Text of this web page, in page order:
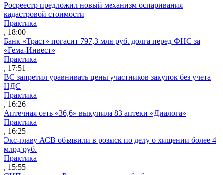
Росреестр предложил новый механизм оспаривания
кадастровой стоимости
Практика
, 18:00
Банк «Траст» погасит 797,3 млн руб. долга перед ФНС за
«Гема-Инвест»
Практика
, 17:51
ВС запретил уравнивать цены участников закупок без учета
НДС
Практика
, 16:26
Аптечная сеть «36,6» выкупила 83 аптеки «Диалога»
Практика
, 16:25
Экс-главу АСВ объявили в розыск по делу о хищении более 4
млрд руб.
Практика
, 15:55